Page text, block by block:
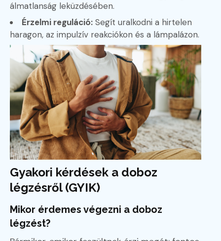
álmatlanság leküzdésében.
Érzelmi reguláció: Segít uralkodni a hirtelen
haragon, az impulzív reakciókon és a lámpalázon.
Gyakori kérdések a doboz
légzésről (GYIK)
Mikor érdemes végezni a doboz
légzést?